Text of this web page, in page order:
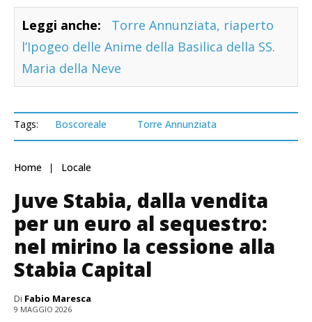
Leggi anche:
Torre Annunziata, riaperto
l’Ipogeo delle Anime della Basilica della SS.
Maria della Neve
Tags: Boscoreale Torre Annunziata
Home Locale
Juve Stabia, dalla vendita
per un euro al sequestro:
nel mirino la cessione alla
Stabia Capital
Di Fabio Maresca
9 MAGGIO 2026